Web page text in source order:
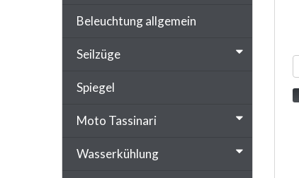
Beleuchtung allgemein
Seilzüge
Spiegel
Moto Tassinari
Wasserkühlung